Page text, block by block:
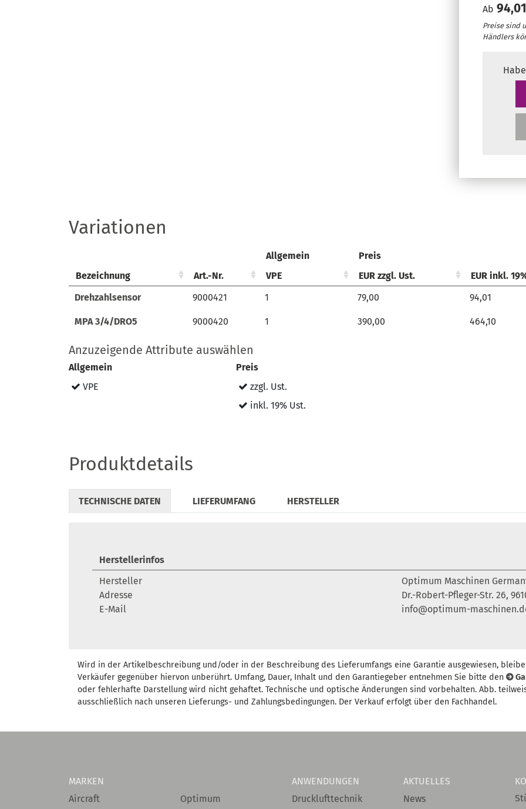
Ab 94,01
Preise sind
Händlers
Variationen
Allgemein
Preis
Bezeichnung
Art.-Nr. VPE EUR zzgl. Ust.
EUR inkl.
Allgemein
Preis
Bezeichnung Art.-Nr. VPE EUR zzgl. Ust. EUR inkl.
Drehzahlsensor 9000421 1 79,00 94,01
MPA 3/4/DRO5 9000420 1 390,00 464,10
Bezeichnung
Art.-Nr.
Drehzahlsensor
9000421
MPA 3/4/DRO5 9000420
Anzuzeigende Attribute auswählen
Allgemein
VPE
Preis
zzgl. Ust.
inkl. 19% Ust.
Produktdetails
TECHNISCHE DATEN LIEFERUMFANG HERSTELLER
Herstellerinfos
Hersteller
Optimum Maschinen
Adresse
Dr.-Robert-Pfleger-Str. 26,
E-Mail
info@optimum-
Wird in der Artikelbeschreibung und/oder in der Beschreibung des Lieferumfangs eine Garantie ausgewiesen,
Verkäufer gegenüber hiervon unberührt. Umfang, Dauer, Inhalt und den Garantiegeber entnehmen Sie bitte den
oder fehlerhafte Darstellung wird nicht gehaftet. Technische und optische Änderungen sind vorbehalten. Abb.
ausschließlich nach unseren Lieferungs- und Zahlungsbedingungen. Der Verkauf erfolgt über den Fachhandel.
MARKEN
Aircraft
Optimum
ANWENDUNGEN
Drucklufttechnik
AKTUELLES
News